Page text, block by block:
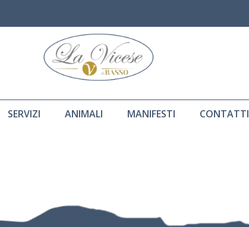
SERVIZI ANIMALI MANIFESTI CONTATTI